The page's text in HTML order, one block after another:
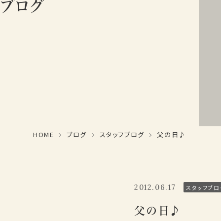
ブログ
HOME ブログ スタッフブログ 父の日♪
2012.06.17 スタッフブ
父の日♪